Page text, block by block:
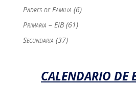
Padres de Familia (6)
Primaria – EIB(61)
Secundaria (37)
CALENDARIO DE